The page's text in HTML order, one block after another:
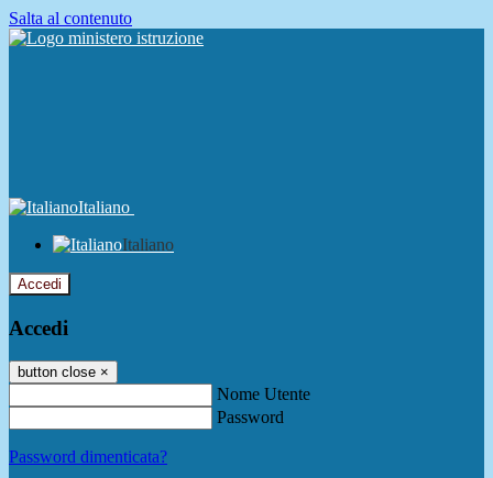
Salta al contenuto
Italiano
Italiano
Accedi
Accedi
button close ×
Nome Utente
Password
Password dimenticata?